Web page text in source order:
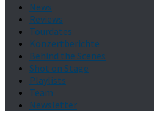
News
Reviews
Tourdates
Konzertberichte
Behind the Scenes
Shot on Stage
Playlists
Team
Newsletter